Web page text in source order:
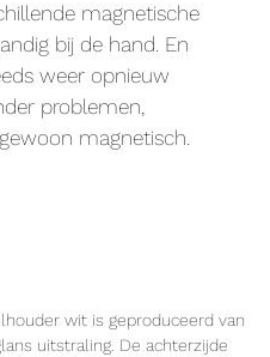
magnetische
bij de hand. En
weer opnieuw
problemen,
magnetisch.
wit is geproduceerd van
uitstraling. De achterzijde